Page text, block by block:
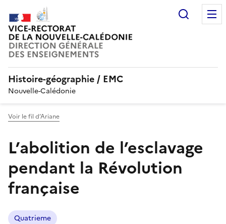
Histoire-géographie / EMC
Nouvelle-Calédonie
Voir le fil d’Ariane
L’abolition de l’esclavage
pendant la Révolution
française
Quatrieme